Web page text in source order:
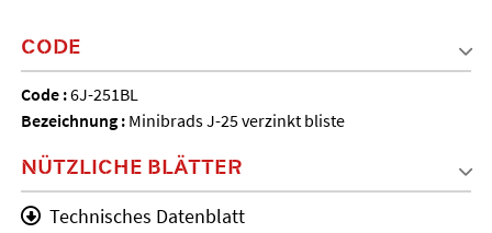
CODE
Code :6J-251BL
Bezeichnung : Minibrads J-25 verzinkt bliste
NÜTZLICHE BLÄTTER
Technisches Datenblatt